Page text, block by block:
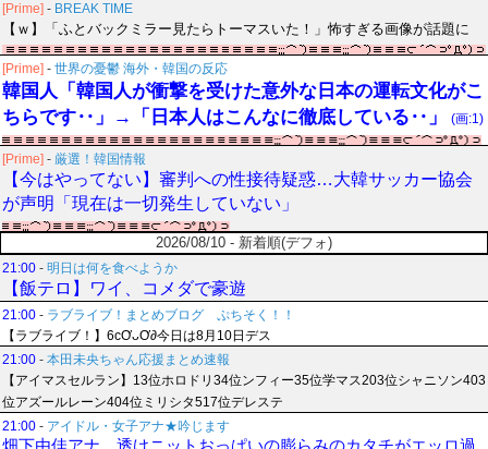
[Prime] - BREAK TIME
【ｗ】「ふとバックミラー見たらトーマスいた！」怖すぎる画像が話題に
[Prime] - 世界の憂鬱 海外・韓国の反応
韓国人「韓国人が衝撃を受けた意外な日本の運転文化がこ
ちらです‥」→「日本人はこんなに徹底している‥」
(画:1)
[Prime] - 厳選！韓国情報
【今はやってない】審判への性接待疑惑…大韓サッカー協会
が声明「現在は一切発生していない」
2026/08/10 - 新着順(デフォ)
21:00 - 明日は何を食べようか
【飯テロ】ワイ、コメダで豪遊
21:00 - ラブライブ！まとめブログ ぷちそく！！
【ラブライブ！】6cƠᴗƠ∂今日は8月10日デス
21:00 - 本田未央ちゃん応援まとめ速報
【アイマスセルラン】13位ホロドリ34位ンフィー35位学マス203位シャニソン403
位アズールレーン404位ミリシタ517位デレステ
21:00 - アイドル・女子アナ★吟じます